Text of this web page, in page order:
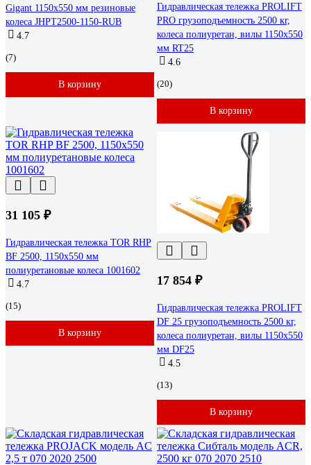
Gigant 1150x550 мм резиновые
колеса JHPT2500-1150-RUB
4.7
(7)
В корзину
Гидравлическая тележка PROLIFT
PRO грузоподъемность 2500 кг,
колеса полиуретан, вилы 1150x550
мм RT25
4.6
(20)
В корзину
31 105 ₽
Гидравлическая тележка TOR RHP
BF 2500, 1150х550 мм
полиуретановые колеса 1001602
4.7
(15)
В корзину
17 854 ₽
Гидравлическая тележка PROLIFT
DF 25 грузоподъемность 2500 кг,
колеса полиуретан, вилы 1150x550
мм DF25
4.5
(13)
В корзину